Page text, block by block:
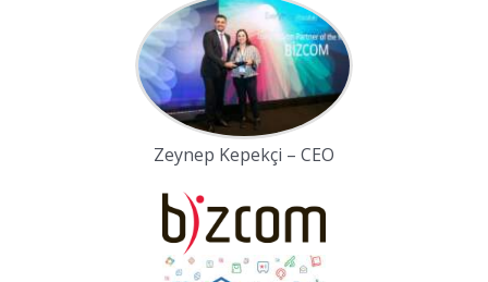
Zeynep Kepekçi – CEO